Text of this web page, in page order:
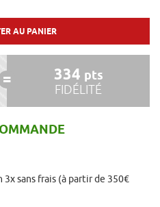
AU PANIER
334 pts
FIDÉLITÉ
3x sans frais (à partir de 350€